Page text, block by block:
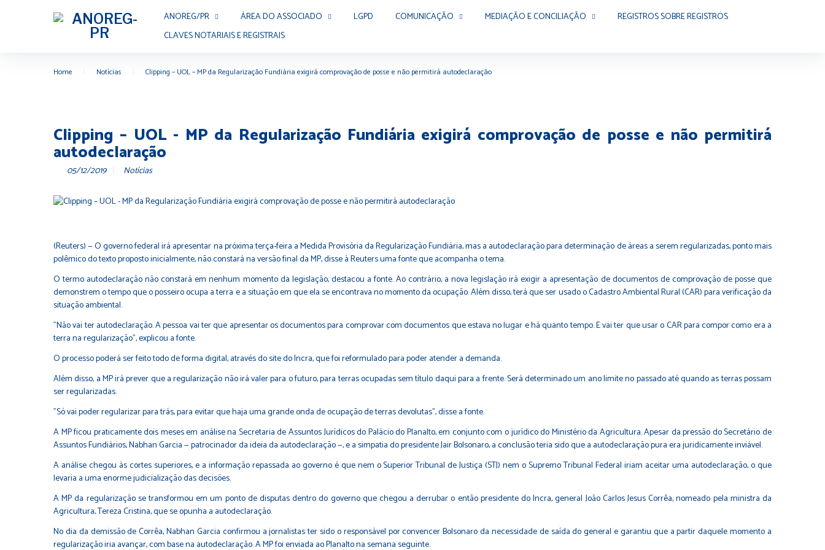
ANOREG/PR ÁREA DO ASSOCIADO LGPD COMUNICAÇÃO MEDIAÇÃO E CONCILIAÇÃO
REGISTROS SOBRE REGISTROS
CLAVES NOTARIAIS E REGISTRAIS
Home Notícias Clipping – UOL – MP da Regularização Fundiária exigirá comprovação de posse e não permitirá autodeclaração
Clipping – UOL - MP da Regularização Fundiária exigirá comprovação de posse e não permitirá
autodeclaração
05/12/2019 Notícias
(Reuters) — O governo federal irá apresentar na próxima terça-feira a Medida Provisória da Regularização Fundiária, mas a autodeclaração para determinação de áreas a serem regularizadas, ponto mais
polêmico do texto proposto inicialmente, não constará na versão final da MP, disse à Reuters uma fonte que acompanha o tema.
O termo autodeclaração não constará em nenhum momento da legislação, destacou a fonte. Ao contrário, a nova legislação irá exigir a apresentação de documentos de comprovação de posse que
demonstrem o tempo que o posseiro ocupa a terra e a situação em que ela se encontrava no momento da ocupação. Além disso, terá que ser usado o Cadastro Ambiental Rural (CAR) para verificação da
situação ambiental.
"Não vai ter autodeclaração. A pessoa vai ter que apresentar os documentos para comprovar com documentos que estava no lugar e há quanto tempo. E vai ter que usar o CAR para compor como era a
terra na regularização", explicou a fonte.
O processo poderá ser feito todo de forma digital, através do site do Incra, que foi reformulado para poder atender a demanda.
Além disso, a MP irá prever que a regularização não irá valer para o futuro, para terras ocupadas sem título daqui para a frente. Será determinado um ano limite no passado até quando as terras possam
ser regularizadas.
"Só vai poder regularizar para trás, para evitar que haja uma grande onda de ocupação de terras devolutas", disse a fonte.
A MP ficou praticamente dois meses em análise na Secretaria de Assuntos Jurídicos do Palácio do Planalto, em conjunto com o jurídico do Ministério da Agricultura. Apesar da pressão do Secretário de
Assuntos Fundiários, Nabhan Garcia — patrocinador da ideia da autodeclaração —, e a simpatia do presidenteJair Bolsonaro, a conclusão teria sido que a autodeclaração pura era juridicamente inviável.
A análise chegou às cortes superiores, e a informação repassada ao governo é que nem o Superior Tribunal de Justiça (STJ) nem o Supremo Tribunal Federal iriam aceitar uma autodeclaração, o que
levaria a uma enorme judicialização das decisões.
A MP da regularização se transformou em um ponto de disputas dentro do governo que chegou a derrubar o então presidente do Incra, general João Carlos Jesus Corrêa, nomeado pela ministra da
Agricultura, Tereza Cristina, que se opunha a autodeclaração.
No dia da demissão de Corrêa, Nabhan Garcia confirmou a jornalistas ter sido o responsável por convencer Bolsonaro da necessidade de saída do general e garantiu que a partir daquele momento a
regularização iria avançar, com base na autodeclaração. A MP foi enviada ao Planalto na semana seguinte.